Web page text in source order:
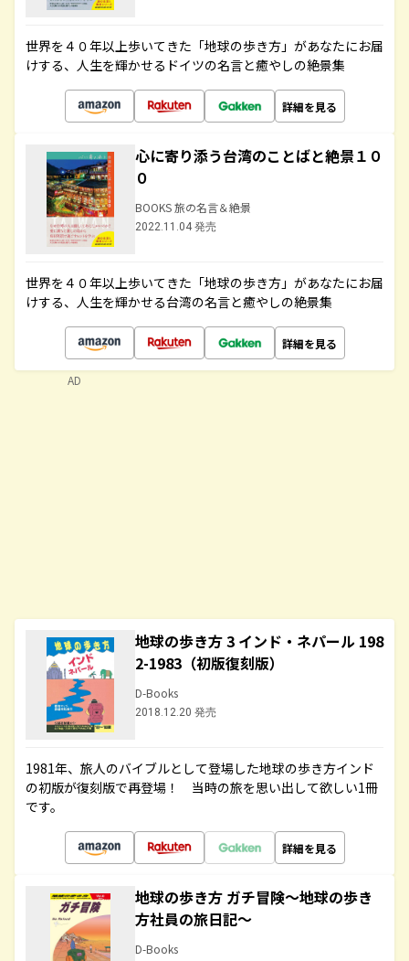
世界を４０年以上歩いてきた「地球の歩き方」があなたにお届
けする、人生を輝かせるドイツの名言と癒やしの絶景集
詳細を見る
心に寄り添う台湾のことばと絶景１０
０
BOOKS 旅の名言＆絶景
2022.11.04 発売
世界を４０年以上歩いてきた「地球の歩き方」があなたにお届
けする、人生を輝かせる台湾の名言と癒やしの絶景集
詳細を見る
地球の歩き方 3 インド・ネパール 198
2-1983（初版復刻版）
D-Books
2018.12.20 発売
1981年、旅人のバイブルとして登場した地球の歩き方インド
の初版が復刻版で再登場！ 当時の旅を思い出して欲しい1冊
です。
詳細を見る
地球の歩き方 ガチ冒険～地球の歩き
方社員の旅日記～
D-Books
AD